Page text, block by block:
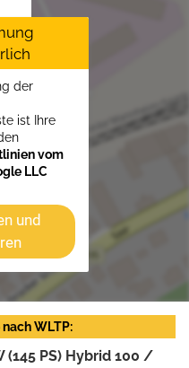
der
ist Ihre
vom
LLC
und
WLTP:
(145 PS) Hybrid 100 /